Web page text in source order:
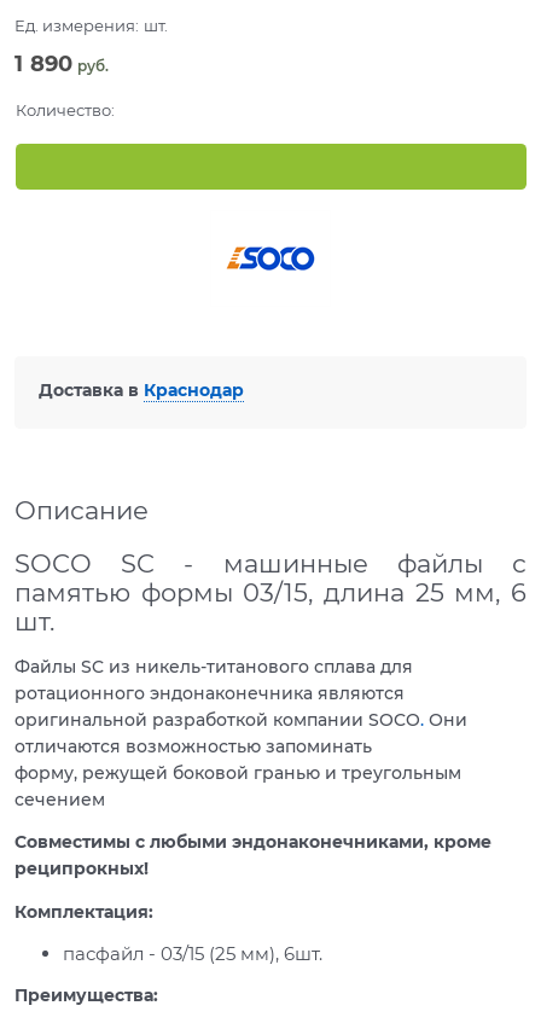
Ед. измерения: шт.
1 890 руб.
Количество:
Доставка в Краснодар
Описание
SOCO SC - машинные файлы с
памятью формы 03/15, длина 25 мм, 6
шт.
Файлы SC из никель-титанового сплава для
ротационного эндонаконечника являются
оригинальной разработкой компании SOCO. Они
отличаются возможностью запоминать
форму, режущей боковой гранью и треугольным
сечением
Совместимы с любыми эндонаконечниками, кроме
реципрокных!
Комплектация:
пасфайл - 03/15 (25 мм), 6шт.
Преимущества: